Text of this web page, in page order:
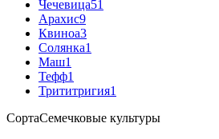
Чечевица51
Арахис9
Квиноа3
Солянка1
Маш1
Тефф1
Трититригия1
СортаСемечковые культуры